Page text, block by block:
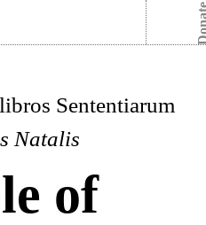
Sententiarum
Natalis
of